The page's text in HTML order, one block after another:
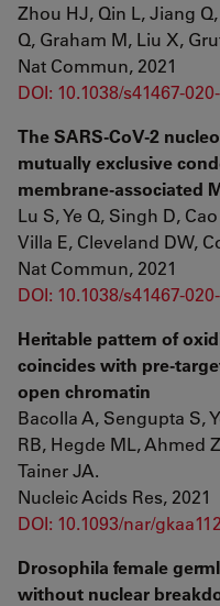
Zhou HJ, Qin L, Jiang
Q, Graham M, Liu X,
Nat Commun, 2021
DOI: 10.1038/s41467-
The SARS-CoV-2
mutually exclusive
membrane-associated
Lu S, Ye Q, Singh D,
Villa E, Cleveland DW,
Nat Commun, 2021
DOI: 10.1038/s41467-
Heritable pattern of
coincides with pre-
open chromatin
Bacolla A, Sengupta S,
RB, Hegde ML, Ahmed
Tainer JA.
Nucleic Acids Res, 2021
DOI: 10.1093/nar/
Drosophila female
without nuclear